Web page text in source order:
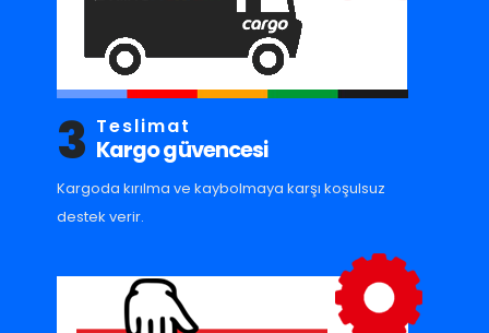
3 Teslimat
Kargo güvencesi
Kargoda kırılma ve kaybolmaya karşı koşulsuz
destek verir.